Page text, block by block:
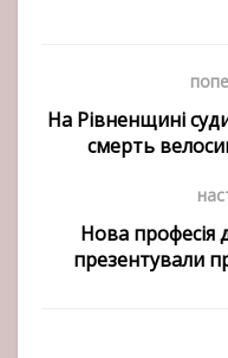
На Рівненщині
смерть
Нова професія
презентували